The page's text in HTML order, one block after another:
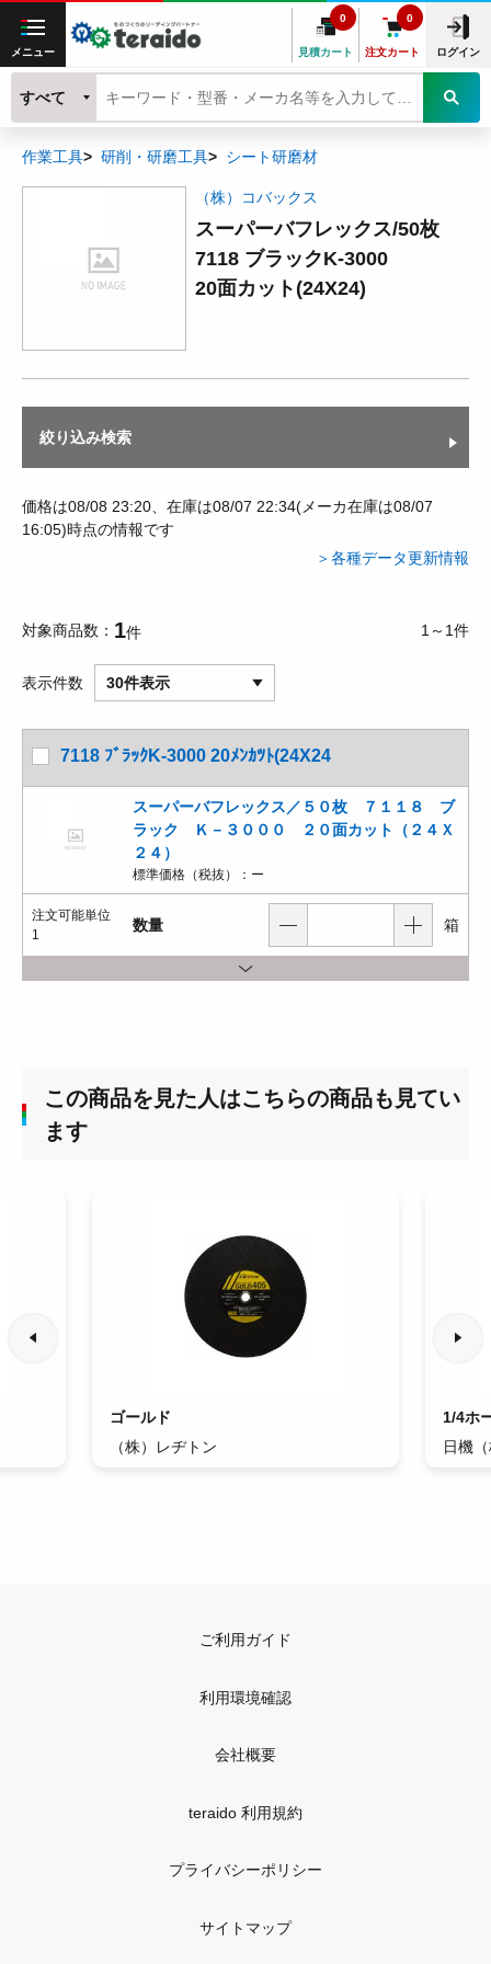
メニュー 見積カート
0
注文カート
0
ログイン
すべて
作業工具 研削・研磨工具 シート研磨材
（株）コバックス
スーパーバフレックス/50枚
7118 ブラックK-3000
20面カット(24X24)
絞り込み検索
価格は08/08 23:20、在庫は08/07 22:34(メーカ在庫は08/07
16:05)時点の情報です
＞各種データ更新情報
対象商品数 1件 1～1件
表示件数 30件表示
7118 ﾌﾞﾗｯｸK-3000 20ﾒﾝｶﾂﾄ(24X24
スーパーバフレックス／５０枚 ７１１８ ブ
ラック Ｋ－３０００ ２０面カット（２４Ｘ
２４）
標準価格（税抜）： ー
注文可能単位
1
数量 箱
この商品を見た人はこちらの商品も見てい
ます
ゴールド
（株）レヂトン
1/4ホ
日機
ご利用ガイド
利用環境確認
会社概要
teraido 利用規約
プライバシーポリシー
サイトマップ